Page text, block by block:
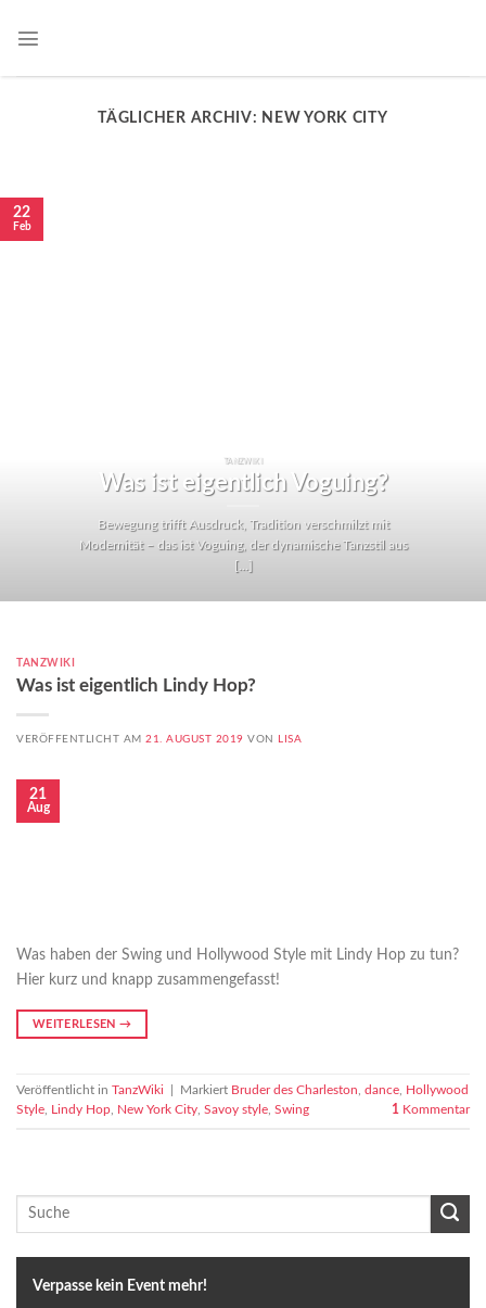
TÄGLICHER ARCHIV: NEW YORK CITY
TANZWIKI
Was ist eigentlich Voguing?
Bewegung trifft Ausdruck, Tradition verschmilzt mit
Modernität – das ist Voguing, der dynamische Tanzstil aus
[...]
22
Feb
TANZWIKI
Was ist eigentlich Lindy Hop?
VERÖFFENTLICHT AM21. AUGUST 2019 VON LISA
21
Aug
Was haben der Swing und Hollywood Style mit Lindy Hop zu tun?
Hier kurz und knapp zusammengefasst!
WEITERLESEN →
Veröffentlicht in TanzWiki Markiert Bruder des Charleston dance
Hollywood
Style
Lindy Hop New York City Savoy style Swing 1 Kommentar
Verpasse kein Event mehr!